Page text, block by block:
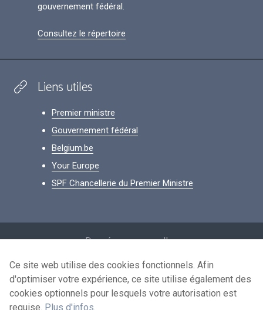
gouvernement fédéral.
Consultez le répertoire
Liens utiles
Premier ministre
Gouvernement fédéral
Belgium.be
Your Europe
SPF Chancellerie du Premier Ministre
Données personnelles
Conditions de réutilisation
Contactez-nous
Ce site web utilise des cookies fonctionnels. Afin
d'optimiser votre expérience, ce site utilise également des
cookies optionnels pour lesquels votre autorisation est
requise. Plus d'infos